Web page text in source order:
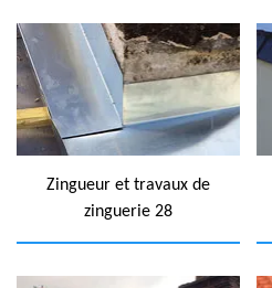
Zingueur et travaux de
zinguerie 28